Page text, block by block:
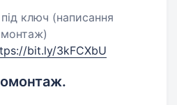
ключ (написання
монтаж)
bit.ly/3kFCXbU